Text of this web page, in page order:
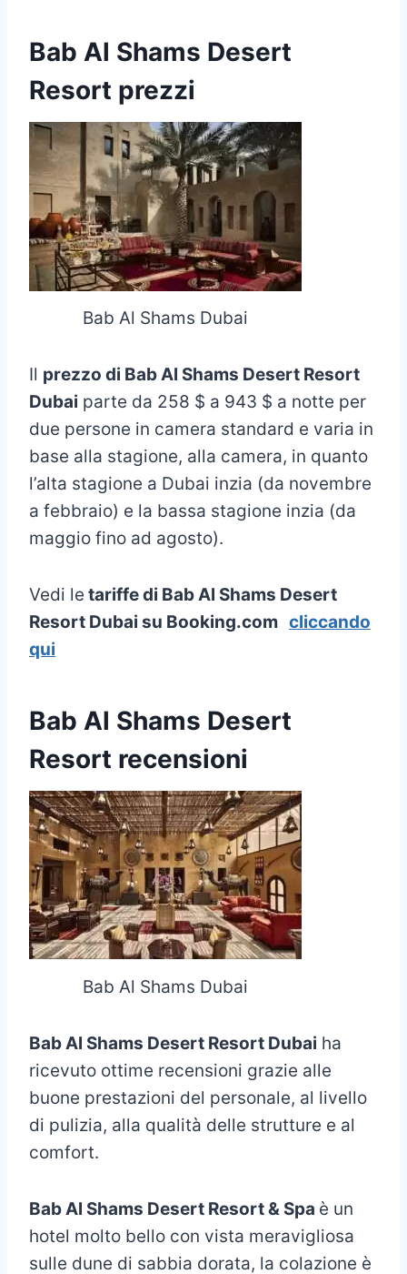
Bab Al Shams Desert
Resort prezzi
Bab Al Shams Dubai
Il prezzo di Bab Al Shams Desert Resort
Dubai parte da 258 $ a 943 $ a notte per
due persone in camera standard e varia in
base alla stagione, alla camera, in quanto
l’alta stagione a Dubai inzia (da novembre
a febbraio) e la bassa stagione inzia (da
maggio fino ad agosto).
Vedi le tariffe di Bab Al Shams Desert
Resort Dubai su Booking.com cliccando
qui
Bab Al Shams Desert
Resort recensioni
Bab Al Shams Dubai
Bab Al Shams Desert Resort Dubai ha
ricevuto ottime recensioni grazie alle
buone prestazioni del personale, al livello
di pulizia, alla qualità delle strutture e al
comfort.
Bab Al Shams Desert Resort & Spa è un
hotel molto bello con vista meravigliosa
sulle dune di sabbia dorata, la colazione è